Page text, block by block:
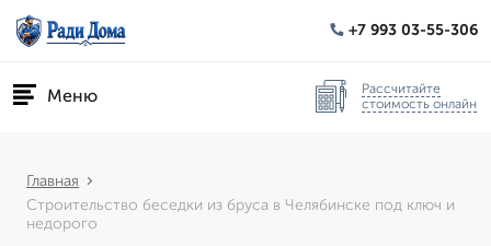
+7 993 03-55-306
Меню
Рассчитайте
стоимость онлайн
Главная
Строительство беседки из бруса в Челябинске под ключ и
недорого